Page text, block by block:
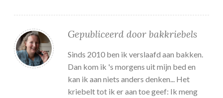
Gepubliceerd door bakkriebels
Sinds 2010 ben ik verslaafd aan bakken.
Dan kom ik 's morgens uit mijn bed en
kan ik aan niets anders denken... Het
kriebelt tot ik er aan toe geef: Ik meng